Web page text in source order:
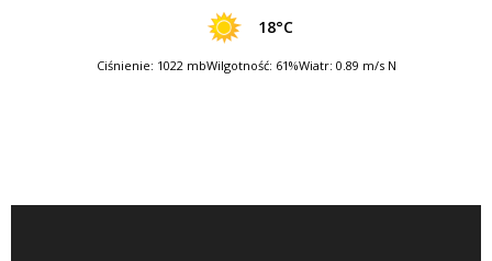
18°C
Ciśnienie: 1022 mbWilgotność: 61%Wiatr: 0.89 m/s N